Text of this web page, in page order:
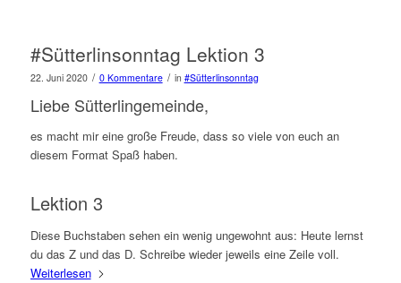
#Sütterlinsonntag Lektion 3
22. Juni 2020 / 0 Kommentare / in #Sütterlinsonntag
Liebe Sütterlingemeinde,
es macht mir eine große Freude, dass so viele von euch an
diesem Format Spaß haben.
Lektion 3
Diese Buchstaben sehen ein wenig ungewohnt aus: Heute lernst
du das Z und das D. Schreibe wieder jeweils eine Zeile voll.
Weiterlesen